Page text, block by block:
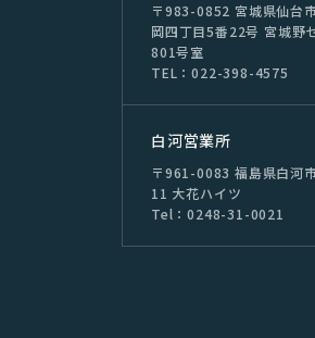
〒983-0852 宮城県仙台
岡四丁目5番22号 宮城野
801号室
TEL：022-398-4575
⽩河営業所
〒961-0083 福島県白河
11 大花ハイツ
Tel：0248-31-0021